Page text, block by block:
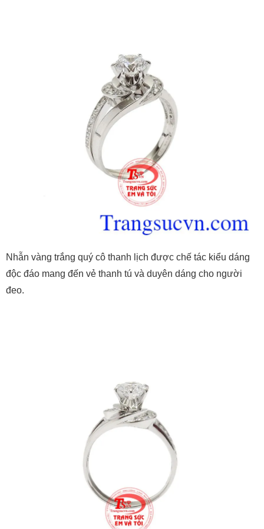
Nhẫn vàng trắng quý cô thanh lịch được chế tác kiểu dáng
độc đáo mang đến vẻ thanh tú và duyên dáng cho người
đeo.